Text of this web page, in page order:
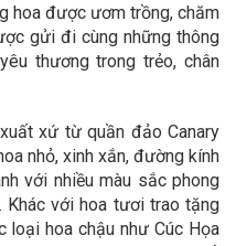
hoa được ươm trồng, chăm
gửi đi cùng những thông
thương trong trẻo, chân
xứ từ quần đảo Canary
nhỏ, xinh xắn, đường kính
với nhiều màu sắc phong
Khác với hoa tươi trao tặng
loại hoa chậu như Cúc Họa